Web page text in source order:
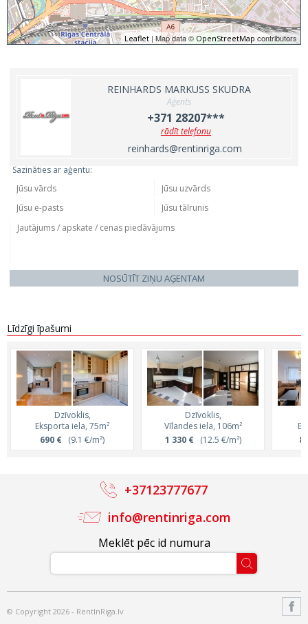
Leaflet | Map data ©OpenStreetMap contributors
REINHARDS MARKUSS SKUDRA
Aģents
+371 28207***
rādīt telefonu
reinhards@rentinriga.com
Sazināties ar aģentu:
NOSŪTĪT ZIŅU AĢENTAM
Līdzīgi īpašumi
Dzīvoklis,
Eksporta iela, 75m²
690 € (9.1 €/m²)
Dzīvoklis,
Vīlandes iela, 106m²
1 330 €(12.5 €/m²)
Meklēt pēc id numura
info@rentinriga.com
+37123777677
© Copyright 2026 - RentInRiga.lv